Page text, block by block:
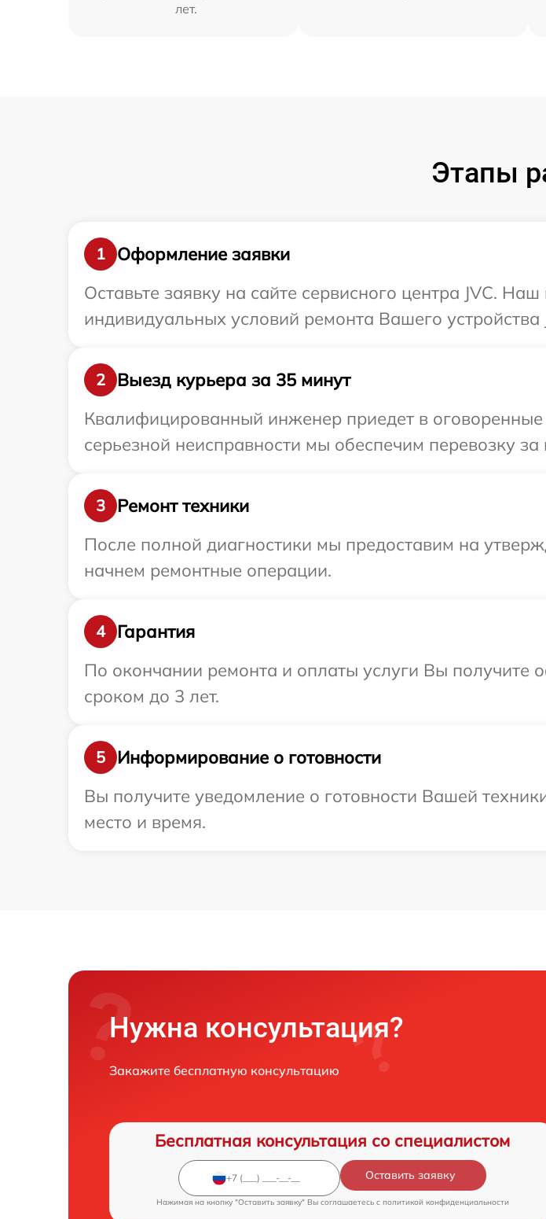
лет.
Этапы
1
Оформление заявки
Оставьте заявку на сайте сервисного центра JVC.
индивидуальных условий ремонта Вашего устройства
2
Выезд курьера за 35 минут
Квалифицированный инженер приедет в оговоренные
серьезной неисправности мы обеспечим перевозку
3
Ремонт техники
После полной диагностики мы предоставим на
начнем ремонтные операции.
4
Гарантия
По окончании ремонта и оплаты услуги Вы получите
сроком до 3 лет.
5
Информирование о готовности
Вы получите уведомление о готовности Вашей
место и время.
Нужна консультация?
Закажите бесплатную консультацию
Бесплатная консультация со специалистом
Оставить заявку
Нажимая на кнопку "Оставить заявку" Вы соглашаетесь c политикой конфиденциальности